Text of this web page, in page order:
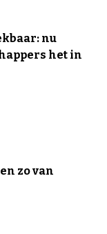
nu
het in
zo van